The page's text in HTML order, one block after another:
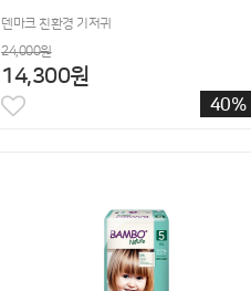
덴마크 친환경 기저귀
24,000원
14,300원
40%